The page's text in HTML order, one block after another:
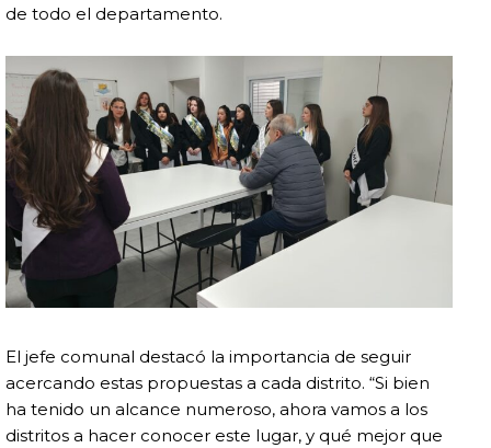
de todo el departamento.
El jefe comunal destacó la importancia de seguir
acercando estas propuestas a cada distrito. “Si bien
ha tenido un alcance numeroso, ahora vamos a los
distritos a hacer conocer este lugar, y qué mejor que